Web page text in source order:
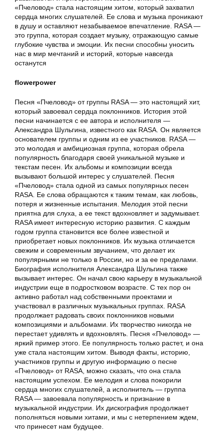
«Пчеловод» стала настоящим хитом, который захватил
сердца многих слушателей. Ее слова и музыка проникают
в душу и оставляют незабываемое впечатление. RASA —
это группа, которая создает музыку, отражающую самые
глубокие чувства и эмоции. Их песни способны уносить
нас в мир мечтаний и историй, которые навсегда
останутся
flowerpower
Песня «Пчеловод» от группы RASA — это настоящий хит,
который завоевал сердца поклонников. История этой
песни начинается с ее автора и исполнителя —
Александра Шульгина, известного как RASA. Он является
основателем группы и одним из ее участников. RASA —
это молодая и амбициозная группа, которая обрела
популярность благодаря своей уникальной музыке и
текстам песен. Их альбомы и композиции всегда
вызывают большой интерес у слушателей. Песня
«Пчеловод» стала одной из самых популярных песен
RASA. Ее слова обращаются к таким темам, как любовь,
потеря и жизненные испытания. Мелодия этой песни
приятна для слуха, а ее текст вдохновляет и задумывает.
RASA имеет интересную историю развития. С каждым
годом группа становится все более известной и
приобретает новых поклонников. Их музыка отличается
свежим и современным звучанием, что делает их
популярными не только в России, но и за ее пределами.
Биография исполнителя Александра Шульгина также
вызывает интерес. Он начал свою карьеру в музыкальной
индустрии еще в подростковом возрасте. С тех пор он
активно работал над собственными проектами и
участвовал в различных музыкальных группах. RASA
продолжает радовать своих поклонников новыми
композициями и альбомами. Их творчество никогда не
перестает удивлять и вдохновлять. Песня «Пчеловод» —
яркий пример этого. Ее популярность только растет, и она
уже стала настоящим хитом. Выводя факты, историю,
участников группы и другую информацию о песне
«Пчеловод» от RASA, можно сказать, что она стала
настоящим успехом. Ее мелодия и слова покорили
сердца многих слушателей, а исполнитель — группа
RASA — завоевала популярность и признание в
музыкальной индустрии. Их дискография продолжает
пополняться новыми хитами, и мы с нетерпением ждем,
что принесет нам будущее.